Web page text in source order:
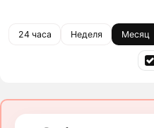
24 часа Неделя Месяц